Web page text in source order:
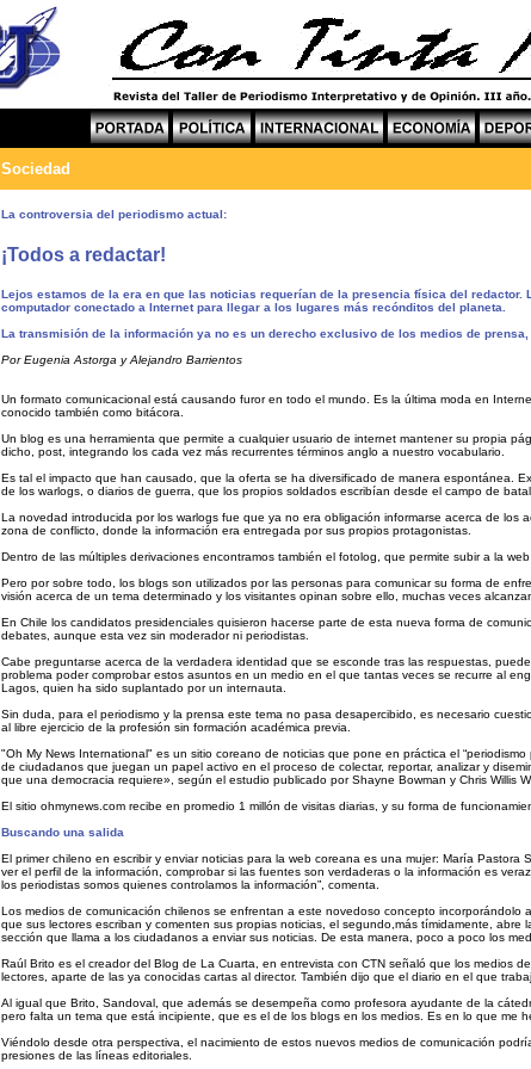
Sociedad
La controversia del periodismo actual:
¡Todos a redactar!
Lejos estamos de la era en que las noticias requerían de la presencia física del
computador conectado a Internet para llegar a los lugares más recónditos del planeta.
La transmisión de la información ya no es un derecho exclusivo de los medios de
Por Eugenia Astorga y Alejandro Barrientos
Un formato comunicacional está causando furor en todo el mundo. Es la última moda en
conocido también como bitácora.
Un blog es una herramienta que permite a cualquier usuario de internet mantener su propia
dicho, post, integrando los cada vez más recurrentes términos anglo a nuestro vocabulario.
Es tal el impacto que han causado, que la oferta se ha diversificado de manera espontánea.
de los warlogs, o diarios de guerra, que los propios soldados escribían desde el campo de
La novedad introducida por los warlogs fue que ya no era obligación informarse acerca de
zona de conflicto, donde la información era entregada por sus propios protagonistas.
Dentro de las múltiples derivaciones encontramos también el fotolog, que permite subir a la
Pero por sobre todo, los blogs son utilizados por las personas para comunicar su forma de
visión acerca de un tema determinado y los visitantes opinan sobre ello, muchas veces
En Chile los candidatos presidenciales quisieron hacerse parte de esta nueva forma de
debates, aunque esta vez sin moderador ni periodistas.
Cabe preguntarse acerca de la verdadera identidad que se esconde tras las respuestas,
problema poder comprobar estos asuntos en un medio en el que tantas veces se recurre al
Lagos, quien ha sido suplantado por un internauta.
Sin duda, para el periodismo y la prensa este tema no pasa desapercibido, es necesario
al libre ejercicio de la profesión sin formación académica previa.
"Oh My News International" es un sitio coreano de noticias que pone en práctica el
de ciudadanos que juegan un papel activo en el proceso de colectar, reportar, analizar y
que una democracia requiere», según el estudio publicado por Shayne Bowman y Chris Willis
El sitio ohmynews.com recibe en promedio 1 millón de visitas diarias, y su forma de
Buscando una salida
El primer chileno en escribir y enviar noticias para la web coreana es una mujer: María
ver el perfil de la información, comprobar si las fuentes son verdaderas o la información es
los periodistas somos quienes controlamos la información”, comenta.
Los medios de comunicación chilenos se enfrentan a este novedoso concepto
que sus lectores escriban y comenten sus propias noticias, el segundo,más tímidamente,
sección que llama a los ciudadanos a enviar sus noticias. De esta manera, poco a poco los
Raúl Brito es el creador del Blog de La Cuarta, en entrevista con CTN señaló que los medios
lectores, aparte de las ya conocidas cartas al director. También dijo que el diario en el que
Al igual que Brito, Sandoval, que además se desempeña como profesora ayudante de la
pero falta un tema que está incipiente, que es el de los blogs en los medios. Es en lo que me
Viéndolo desde otra perspectiva, el nacimiento de estos nuevos medios de comunicación
presiones de las líneas editoriales.